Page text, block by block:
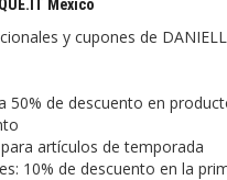
México
y cupones de
50% de descuento en
artículos de temporada
10% de descuento en la